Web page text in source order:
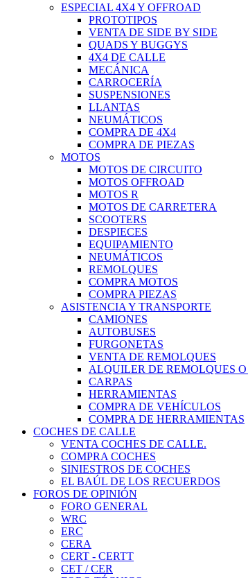
ESPECIAL 4X4 Y OFFROAD
PROTOTIPOS
VENTA DE SIDE BY SIDE
QUADS Y BUGGYS
4X4 DE CALLE
MECÁNICA
CARROCERÍA
SUSPENSIONES
LLANTAS
NEUMÁTICOS
COMPRA DE 4X4
COMPRA DE PIEZAS
MOTOS
MOTOS DE CIRCUITO
MOTOS OFFROAD
MOTOS R
MOTOS DE CARRETERA
SCOOTERS
DESPIECES
EQUIPAMIENTO
NEUMÁTICOS
REMOLQUES
COMPRA MOTOS
COMPRA PIEZAS
ASISTENCIA Y TRANSPORTE
CAMIONES
AUTOBUSES
FURGONETAS
VENTA DE REMOLQUES
ALQUILER DE REMOLQUES O
CARPAS
HERRAMIENTAS
COMPRA DE VEHÍCULOS
COMPRA DE HERRAMIENTAS
COCHES DE CALLE
VENTA COCHES DE CALLE.
COMPRA COCHES
SINIESTROS DE COCHES
EL BAÚL DE LOS RECUERDOS
FOROS DE OPINIÓN
FORO GENERAL
WRC
ERC
CERA
CERT - CERTT
CET / CER